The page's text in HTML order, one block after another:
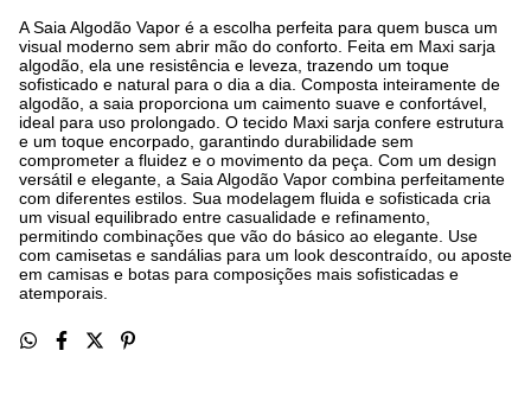
A Saia Algodão Vapor é a escolha perfeita para quem busca um
visual moderno sem abrir mão do conforto. Feita em Maxi sarja
algodão, ela une resistência e leveza, trazendo um toque
sofisticado e natural para o dia a dia. Composta inteiramente de
algodão, a saia proporciona um caimento suave e confortável,
ideal para uso prolongado. O tecido Maxi sarja confere estrutura
e um toque encorpado, garantindo durabilidade sem
comprometer a fluidez e o movimento da peça. Com um design
versátil e elegante, a Saia Algodão Vapor combina perfeitamente
com diferentes estilos. Sua modelagem fluida e sofisticada cria
um visual equilibrado entre casualidade e refinamento,
permitindo combinações que vão do básico ao elegante. Use
com camisetas e sandálias para um look descontraído, ou aposte
em camisas e botas para composições mais sofisticadas e
atemporais.